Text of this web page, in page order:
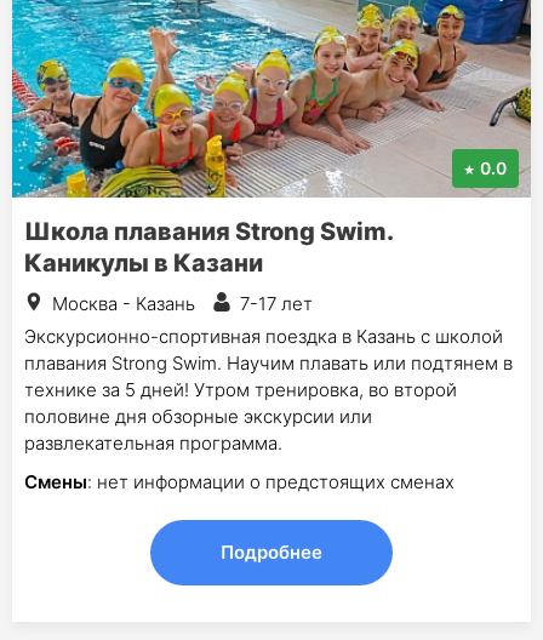
0.0
Школа плавания Strong Swim.
Каникулы в Казани
Москва - Казань
7-17 лет
Экскурсионно-спортивная поездка в Казань с школой
плавания Strong Swim. Научим плавать или подтянем в
технике за 5 дней! Утром тренировка, во второй
половине дня обзорные экскурсии или
развлекательная программа.
Смены: нет информации о предстоящих сменах
Подробнее